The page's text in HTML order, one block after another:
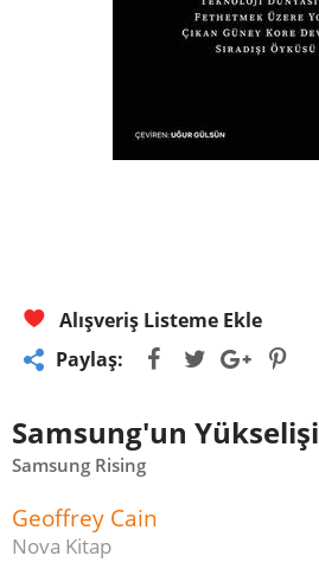
Alışveriş Listeme Ekle
Paylaş:
Samsung'un Yükselişi
Samsung Rising
Geoffrey Cain
Nova Kitap